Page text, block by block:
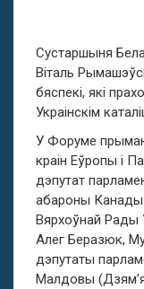
Сустаршыня
Віталь
бяспекі, які
Украінскім
У Форуме
краін Еўропы і
дэпутат
абароны Канады
Вярхоўнай Рады
Алег Беразюк,
дэпутаты
Малдовы